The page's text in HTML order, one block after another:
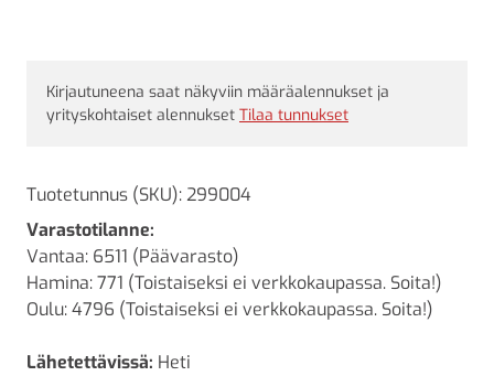
Kirjautuneena saat näkyviin määräalennukset ja
yrityskohtaiset alennukset Tilaa tunnukset
Tuotetunnus (SKU):299004
Varastotilanne:
Vantaa: 6511 (Päävarasto)
Hamina: 771 (Toistaiseksi ei verkkokaupassa. Soita!)
Oulu: 4796 (Toistaiseksi ei verkkokaupassa. Soita!)
Lähetettävissä: Heti